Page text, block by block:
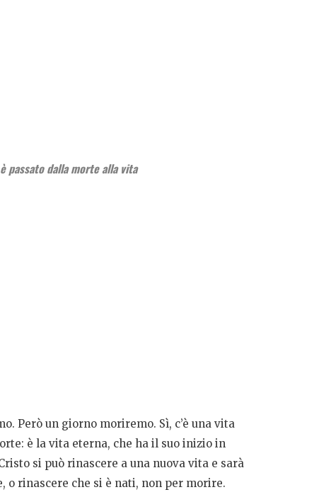
passato dalla morte alla vita
Però un giorno moriremo. Sì, c’è una vita
è la vita eterna, che ha il suo inizio in
si può rinascere a una nuova vita e sarà
o rinascere che si è nati, non per morire.